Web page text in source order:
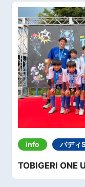
info バディ
TOBIGERI ONE